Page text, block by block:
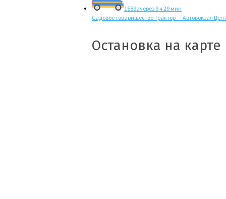
1589ачерез 9 ч 29 мин
Садовое товарищество Трактор — Автовокзал
Остановка на карте